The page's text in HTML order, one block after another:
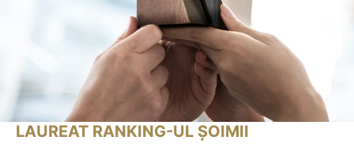
LAUREAT RANKING-UL ȘOIMII